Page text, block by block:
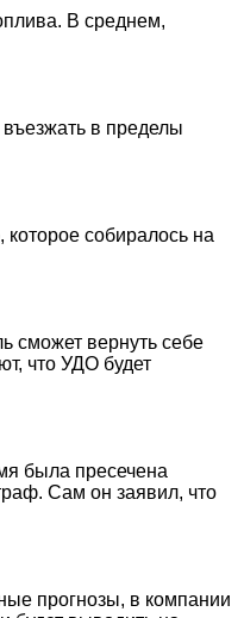
В среднем,
в пределы
собиралось на
сможет вернуть себе
что УДО будет
была пресечена
Сам он заявил, что
прогнозы, в компании